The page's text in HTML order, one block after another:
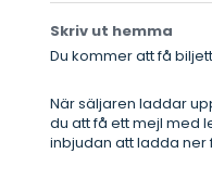
Skriv ut hemma
Du kommer att få
När säljaren laddar
du att få ett mejl med
inbjudan att ladda ner